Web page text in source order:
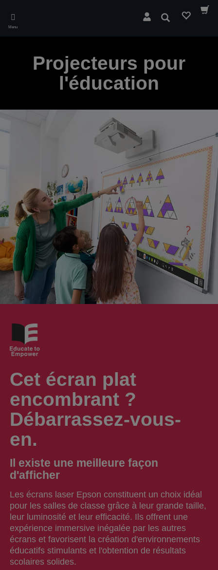
main
Menu
Rechercher
Projecteurs pour
l'éducation
Cet écran plat
encombrant ?
Débarrassez-vous-
en.
Il existe une meilleure façon
d'afficher
Les écrans laser Epson constituent un choix idéal
pour les salles de classe grâce à leur grande taille,
leur luminosité et leur efficacité. Ils offrent une
expérience immersive inégalée par les autres
écrans et favorisent la création d'environnements
éducatifs stimulants et l'obtention de résultats
scolaires solides.